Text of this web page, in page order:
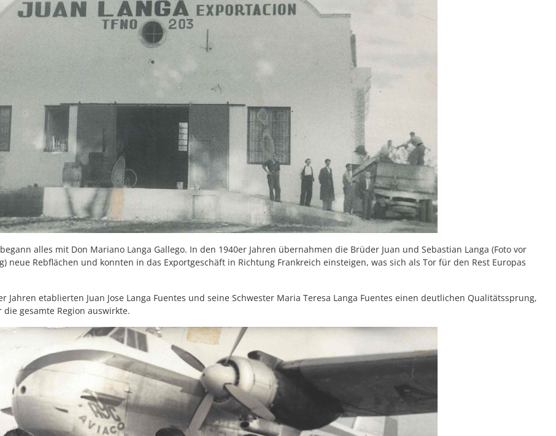
alles mit Don Mariano Langa Gallego. In den 1940er Jahren übernahmen die Brüder Juan und Sebastian Langa (Foto vor
neue Rebflächen und konnten in das Exportgeschäft in Richtung Frankreich einsteigen, was sich als Tor für den Rest Europas
Jahren etablierten Juan Jose Langa Fuentes und seine Schwester Maria Teresa Langa Fuentes einen deutlichen Qualitätssprung,
gesamte Region auswirkte.